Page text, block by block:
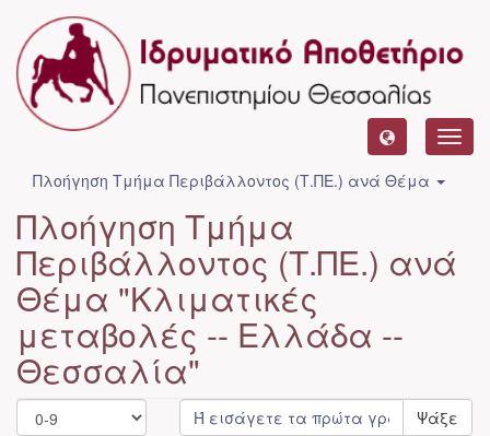
Πλοήγηση Τμήμα Περιβάλλοντος (Τ.ΠΕ.) ανά Θέμα
Πλοήγηση Τμήμα
Περιβάλλοντος (Τ.ΠΕ.) ανά
Θέμα "Κλιματικές
μεταβολές -- Ελλάδα --
Θεσσαλία"
Ψάξε